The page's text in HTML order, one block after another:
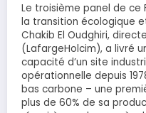
Le troisième panel de ce
la transition écologique
Chakib El Oudghiri,
(LafargeHolcim), a livré
capacité d’un site
opérationnelle depuis
bas carbone – une
plus de 60% de sa